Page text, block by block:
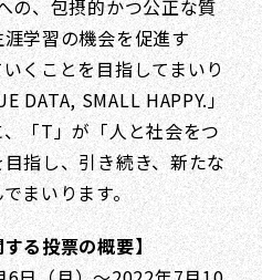
の、包摂的かつ公正な質
学習の機会を促進す
くことを目指してまいり
DATA, SMALL HAPPY.」
「T」が「人と社会をつ
指し、引き続き、新たな
まいります。
る投票の概要】